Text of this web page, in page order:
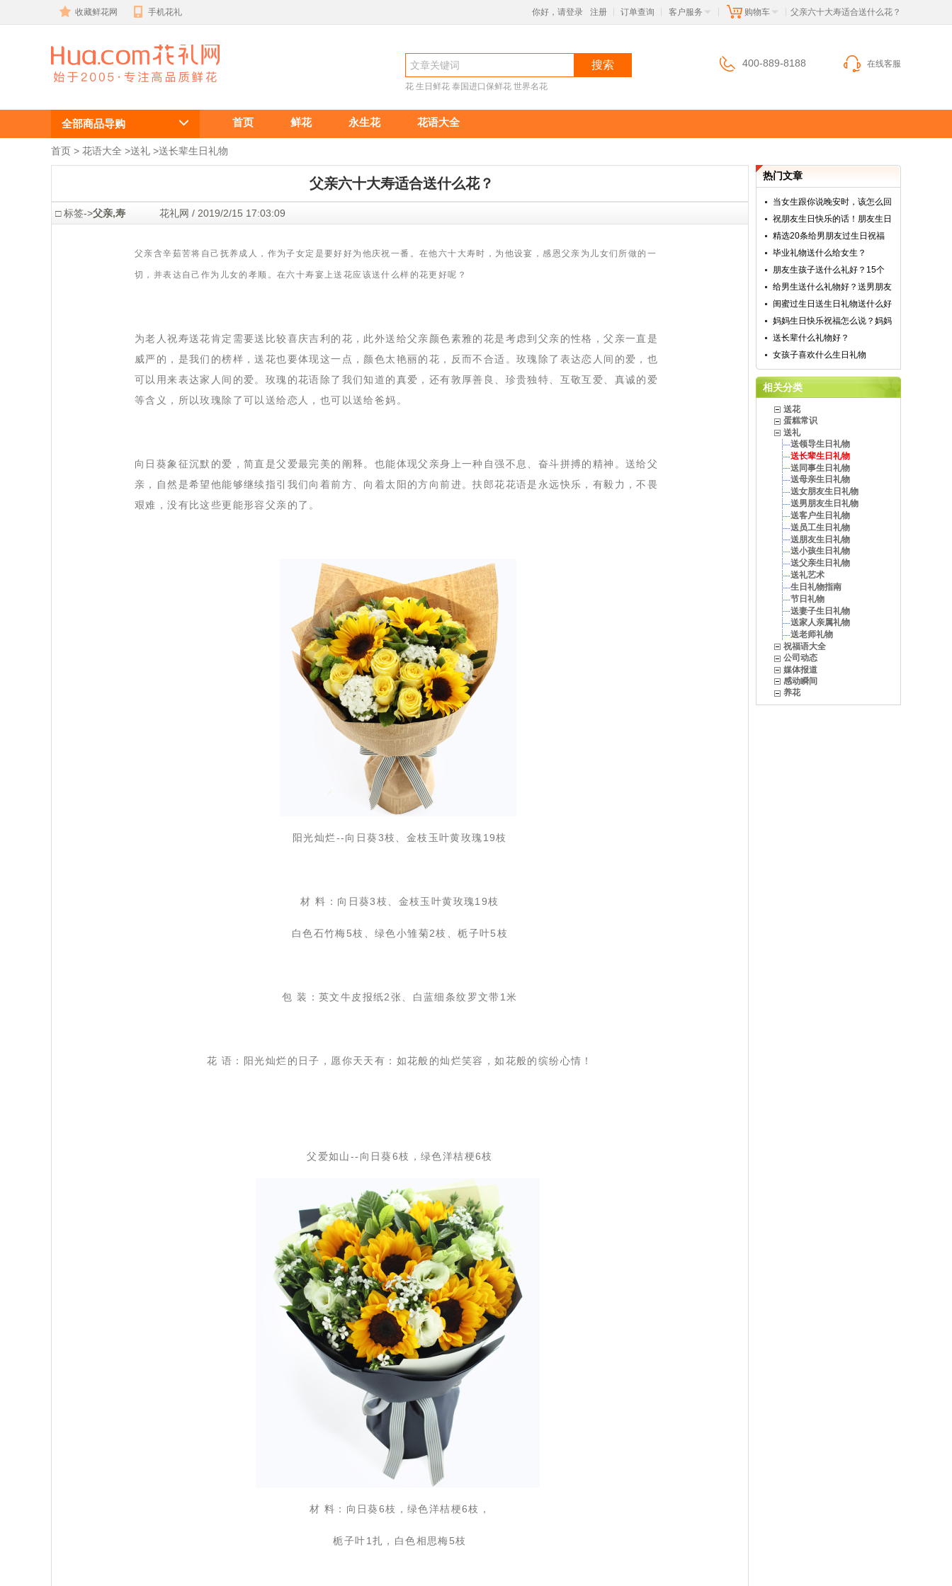
收藏鲜花网 手机花礼 你好，请登录 注册 订单查询 客户服务 购物车 父亲六十大寿适合送什么花？
父亲六十大寿
适合送什么
花？
搜索
花 生日鲜花 泰国进口保鲜花 世界名花
400-889-8188 在线客服
全部商品导购 首页 鲜花 永生花 花语大全
首页 > 花语大全 >送礼 >送长辈生日礼物
父亲六十大寿适合送什么花？
□ 标签->父亲,寿 花礼网 / 2019/2/15 17:03:09
父亲含辛茹苦将自己抚养成人，作为子女定是要好好为他庆祝一番。在他六十大寿时，为他设宴，感恩父亲为儿女们所做的一
切，并表达自己作为儿女的孝顺。在六十寿宴上送花应该送什么样的花更好呢？
为老人祝寿送花肯定需要送比较喜庆吉利的花，此外送给父亲颜色素雅的花是考虑到父亲的性格，父亲一直是
威严的，是我们的榜样，送花也要体现这一点，颜色太艳丽的花，反而不合适。玫瑰除了表达恋人间的爱，也
可以用来表达家人间的爱。玫瑰的花语除了我们知道的真爱，还有敦厚善良、珍贵独特、互敬互爱、真诚的爱
等含义，所以玫瑰除了可以送给恋人，也可以送给爸妈。
向日葵象征沉默的爱，简直是父爱最完美的阐释。也能体现父亲身上一种自强不息、奋斗拼搏的精神。送给父
亲，自然是希望他能够继续指引我们向着前方、向着太阳的方向前进。扶郎花花语是永远快乐，有毅力，不畏
艰难，没有比这些更能形容父亲的了。
阳光灿烂--向日葵3枝、金枝玉叶黄玫瑰19枝
材料： 向日葵3枝、金枝玉叶黄玫瑰19枝
白色石竹梅5枝、绿色小雏菊2枝、栀子叶5枝
包装： 英文牛皮报纸2张、白蓝细条纹罗文带1米
花语： 阳光灿烂的日子，愿你天天有：如花般的灿烂笑容，如花般的缤纷心情！
父爱如山--向日葵6枝，绿色洋桔梗6枝
材 料： 向日葵6枝，绿色洋桔梗6枝，
栀子叶1扎，白色相思梅5枝
热门文章
当女生跟你说晚安时，该怎么回
祝朋友生日快乐的话！朋友生日
精选20条给男朋友过生日祝福
毕业礼物送什么给女生？
朋友生孩子送什么礼好？15个
给男生送什么礼物好？送男朋友
闺蜜过生日送生日礼物送什么好
妈妈生日快乐祝福怎么说？妈妈
送长辈什么礼物好？
女孩子喜欢什么生日礼物
相关分类
送花
蛋糕常识
送礼
送领导生日礼物
送长辈生日礼物
送同事生日礼物
送母亲生日礼物
送女朋友生日礼物
送男朋友生日礼物
送客户生日礼物
送员工生日礼物
送朋友生日礼物
送小孩生日礼物
送父亲生日礼物
送礼艺术
生日礼物指南
节日礼物
送妻子生日礼物
送家人亲属礼物
送老师礼物
祝福语大全
公司动态
媒体报道
感动瞬间
养花